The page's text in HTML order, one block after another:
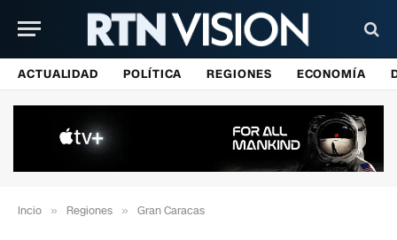
ACTUALIDAD POLÍTICA REGIONES ECONOMÍA
Incio » Regiones » Gran Caracas